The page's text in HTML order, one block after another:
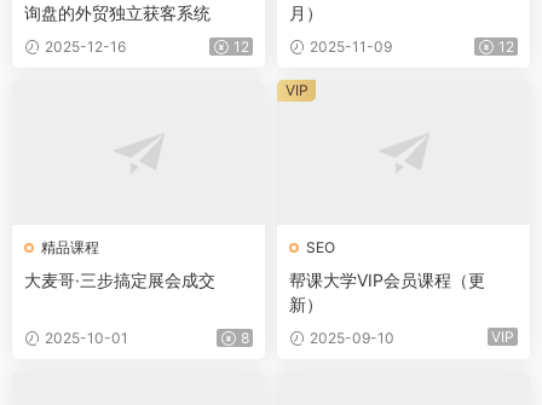
询盘的外贸独立获客系统
2025-12-16 12
月）
2025-11-09 12
精品课程
大麦哥·三步搞定展会成交
2025-10-01 8
SEO
帮课大学VIP会员课程（更
新）
2025-09-10 VIP
VIP